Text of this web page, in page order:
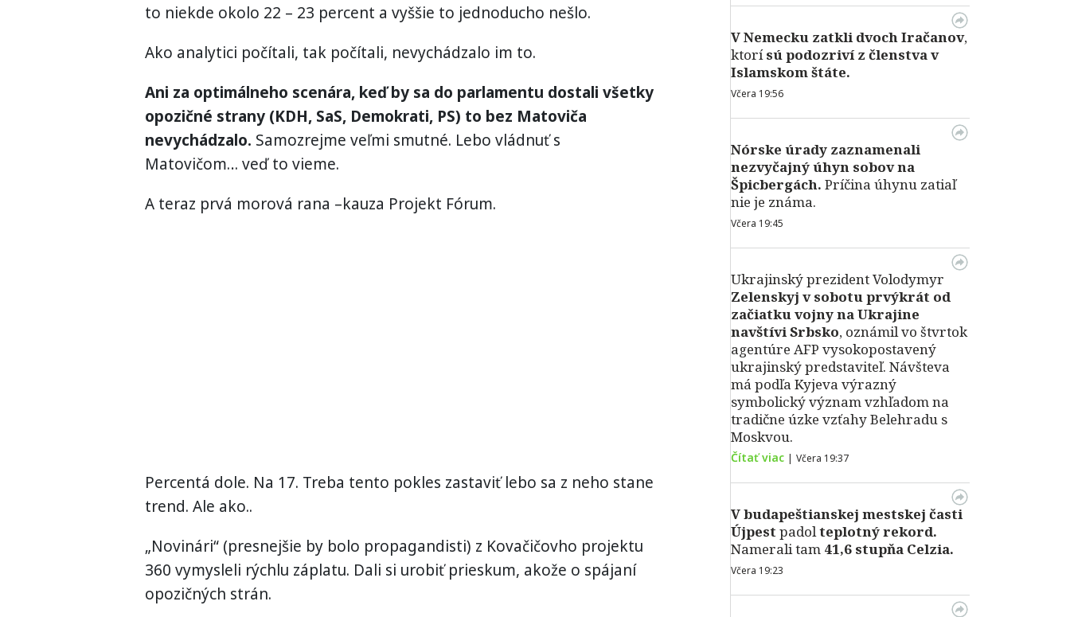
to niekde okolo 22 – 23 percent a vyššie to jednoducho nešlo.
Ako analytici počítali, tak počítali, nevychádzalo im to.
Ani za optimálneho scenára, keď by sa do parlamentu dostali všetky
opozičné strany (KDH, SaS, Demokrati, PS) to bez Matoviča
nevychádzalo. Samozrejme veľmi smutné. Lebo vládnuť s
Matovičom… veď to vieme.
A teraz prvá morová rana –kauza Projekt Fórum.
Percentá dole. Na 17. Treba tento pokles zastaviť lebo sa z neho stane
trend. Ale ako..
„Novinári“ (presnejšie by bolo propagandisti) z Kovačičovho projektu
360 vymysleli rýchlu záplatu. Dali si urobiť prieskum, akože o spájaní
opozičných strán.
V Nemecku zatkli dvoch Iračanov,
ktorísú podozriví z členstva v
Islamskom štáte.
Včera 19:56
Nórske úrady zaznamenali
nezvyčajný úhyn sobov na
Špicbergách. Príčina úhynu zatiaľ
nie je známa.
Včera 19:45
Ukrajinský prezident Volodymyr
Zelenskyj v sobotu prvýkrát od
začiatku vojny na Ukrajine
navštívi Srbsko, oznámil vo štvrtok
agentúre AFP vysokopostavený
ukrajinský predstaviteľ. Návšteva
má podľa Kyjeva výrazný
symbolický význam vzhľadom na
tradične úzke vzťahy Belehradu s
Moskvou.
Čítať viac | Včera 19:37
Vbudapeštianskej mestskej časti
Újpestpadolteplotný rekord.
Namerali tam 41,6 stupňa Celzia.
Včera 19:23